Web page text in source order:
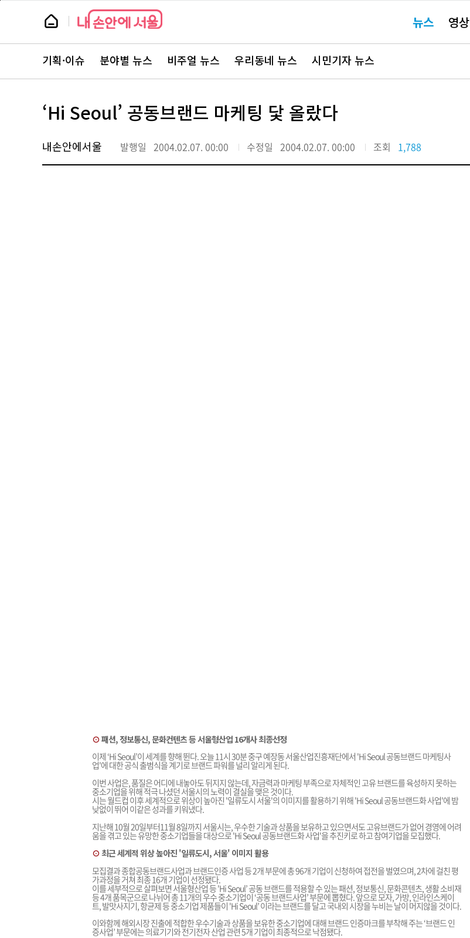
본
뉴
스 요뉴스 영상
뉴
스
주
서
바
기획·이슈 분야별 뉴스 비주얼 뉴스 우리동네 뉴스 시민기자 뉴스
‘Hi Seoul’ 공동브랜드 마케팅 닻 올랐다
내손안에서울 발행일 2004.02.07. 00:00 수정일 2004.02.07. 00:00 조회 1,788
⊙패션, 정보통신, 문화컨텐츠 등 서울형산업 16개사 최종선정
이제 ‘Hi Seoul’이 세계를 향해 뛴다. 오늘 11시 30분 중구 예장동 서울산업진흥재단에서 'Hi Seoul 공동브랜드 마케팅사
업'에 대한 공식 출범식을 계기로 브랜드 파워를 널리 알리게 된다.
이번 사업은, 품질은 어디에 내놓아도 뒤지지 않는데, 자금력과 마케팅 부족으로 자체적인 고유 브랜드를 육성하지 못하는
중소기업을 위해 적극 나셨던 서울시의 노력이 결실을 맺은 것이다.
시는 월드컵 이후 세계적으로 위상이 높아진 '일류도시 서울'의 이미지를 활용하기 위해 'Hi Seoul 공동브랜드화 사업'에 밤
낮없이 뛰어 이같은 성과를 키워냈다.
지난해 10월 20일부터11월 8일까지 서울시는, 우수한 기술과 상품을 보유하고 있으면서도 고유브랜드가 없어 경영에 어려
움을 겪고 있는 유망한 중소기업들을 대상으로 'Hi Seoul 공동브랜드화 사업'을 추진키로 하고 참여기업을 모집했다.
⊙ 최근 세계적 위상 높아진 '일류도시, 서울' 이미지 활용
모집결과 종합공동브랜드사업과 브랜드인증 사업 등 2개 부문에 총 96개 기업이 신청하여 접전을 벌였으며, 2차에 걸친 평
가과정을 거쳐 최종 16개 기업이 선정됐다.
이를 세부적으로 살펴보면 서울형산업 등 'Hi Seoul’ 공동 브랜드를 적용할 수 있는 패션, 정보통신, 문화콘텐츠, 생활 소비재
등 4개 품목군으로 나뉘어 총 11개의 우수 중소기업이 ‘공동 브랜드사업’ 부문에 뽑혔다. 앞으로 모자, 가방, 인라인스케이
트, 발맛사지기, 항균제 등 중소기업 제품들이 'Hi Seoul’ 이라는 브랜드를 달고 국내외 시장을 누비는 날이 머지않을 것이다.
이와함께 해외시장 진출에 적합한 우수기술과 상품을 보유한 중소기업에 대해 브랜드 인증마크를 부착해 주는 ‘브랜드 인
증사업’ 부문에는 의료기기와 전기전자 산업 관련 5개 기업이 최종적으로 낙점됐다.
페